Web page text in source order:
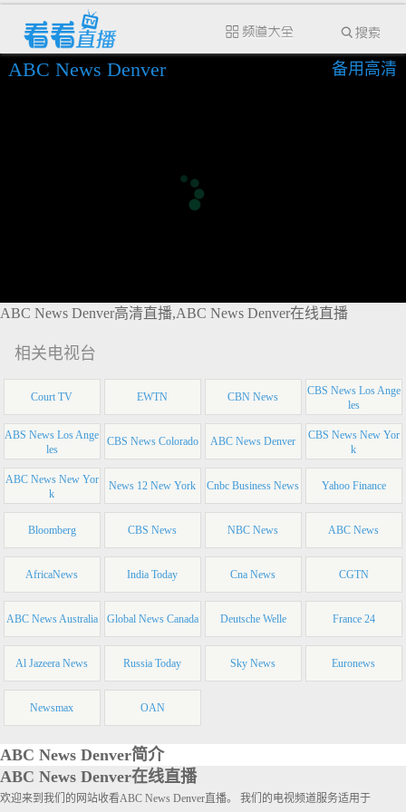
ABC News Denver 备用高清
ABC News Denver高清直播,ABC News Denver在线直播
相关电视台
Court TV EWTN CBN News
CBS News Los Ange
les
ABS News Los Ange
les
CBS News Colorado ABC News Denver
CBS News New Yor
k
ABC News New Yor
k
News 12 New York Cnbc Business News Yahoo Finance
Bloomberg CBS News NBC News ABC News
AfricaNews India Today Cna News CGTN
ABC News Australia Global News Canada Deutsche Welle France 24
Al Jazeera News Russia Today Sky News Euronews
Newsmax OAN
ABC News Denver简介
ABC News Denver在线直播
欢迎来到我们的网站收看ABC News Denver直播。 我们的电视频道服务适用于